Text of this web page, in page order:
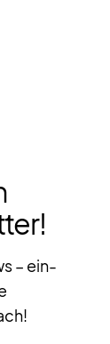
– ein-